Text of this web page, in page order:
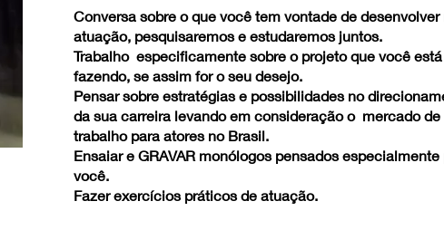
Conversa sobre o que você tem vontade de desenvolver
atuação, pesquisaremos e estudaremos juntos.
Trabalho especificamente sobre o projeto que você está
fazendo, se assim for o seu desejo.
Pensar sobre estratégias e possibilidades no
da sua carreira levando em consideração o mercado de
trabalho para atores no Brasil.
Ensaiar e GRAVAR monólogos pensados especialmente
você.
Fazer exercícios práticos de atuação.